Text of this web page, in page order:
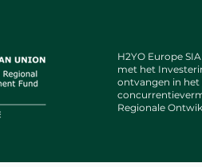
H2YO Europe
met het
ontvangen in het
Regionale